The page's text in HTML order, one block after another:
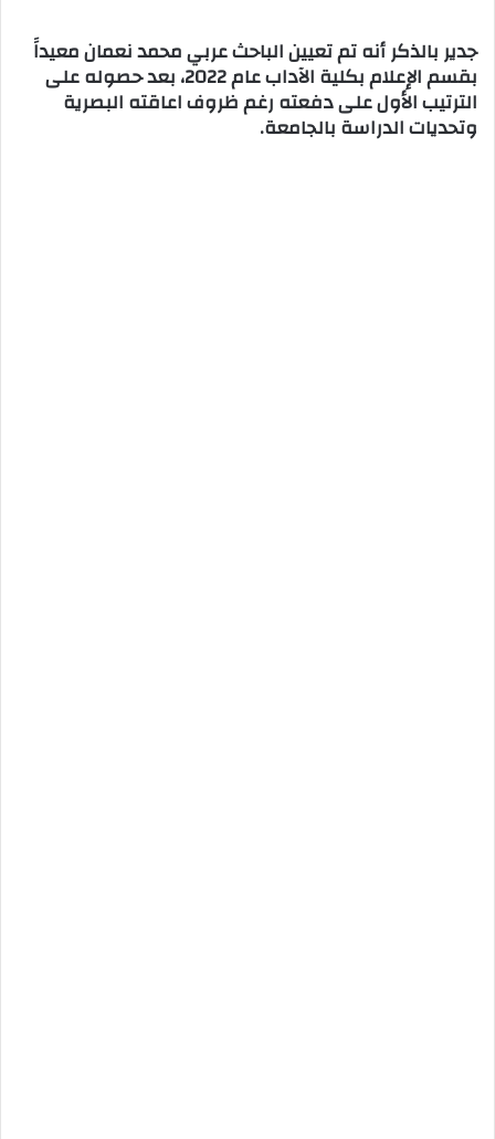
جدير بالذكر أنه تم تعيين الباحث عربي محمد نعمان معيداََ
بقسم الإعلام بكلية الآداب عام 2022، بعد حصوله على
الترتيب الأول على دفعته رغم ظروف اعاقته البصرية
وتحديات الدراسة بالجامعة.